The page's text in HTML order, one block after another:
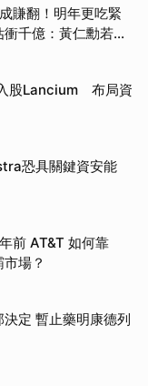
賺翻！明年更吃緊
千億：黃仁勳若想
股Lancium 布局資
恐具關鍵資安能
前 AT&T 如何靠
市場？
定 暫止藥明康德列